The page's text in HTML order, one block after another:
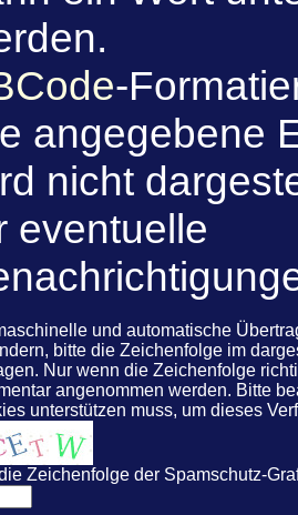
-
angegebene
nicht
eventuelle
und automatische
bitte die Zeichenfolge im
Nur wenn die Zeichenfolge
angenommen werden. Bitte
unterstützen muss, um dieses
Zeichenfolge der Spamschutz-